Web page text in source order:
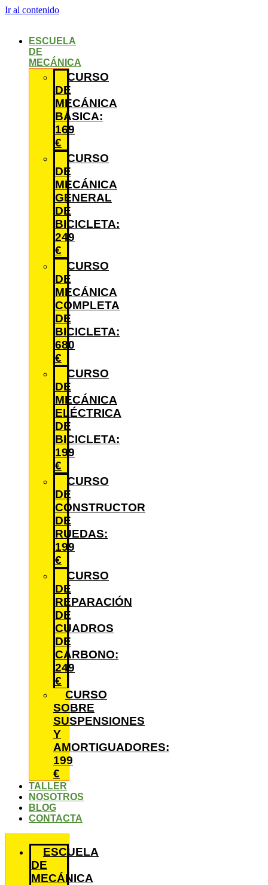
Ir al contenido
ESCUELA
DE
MECÁNICA
CURSO
DE
MECÁNICA
BÁSICA:
169
€
CURSO
DE
MECÁNICA
GENERAL
DE
BICICLETA:
249
€
CURSO
DE
MECÁNICA
COMPLETA
DE
BICICLETA:
680
€
CURSO
DE
MECÁNICA
ELÉCTRICA
DE
BICICLETA:
199
€
CURSO
DE
CONSTRUCTOR
DE
RUEDAS:
199
€
CURSO
DE
REPARACIÓN
DE
CUADROS
DE
CARBONO:
249
€
CURSO
SOBRE
SUSPENSIONES
Y
AMORTIGUADORES:
199
€
TALLER
NOSOTROS
BLOG
CONTACTA
ESCUELA
DE
MECÁNICA